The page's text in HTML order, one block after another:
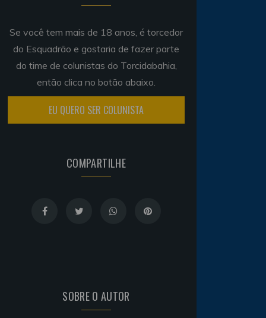
Se você tem mais de 18 anos, é torcedor
do Esquadrão e gostaria de fazer parte
do time de colunistas do Torcidabahia,
então clica no botão abaixo.
EU QUERO SER COLUNISTA
COMPARTILHE
SOBRE O AUTOR